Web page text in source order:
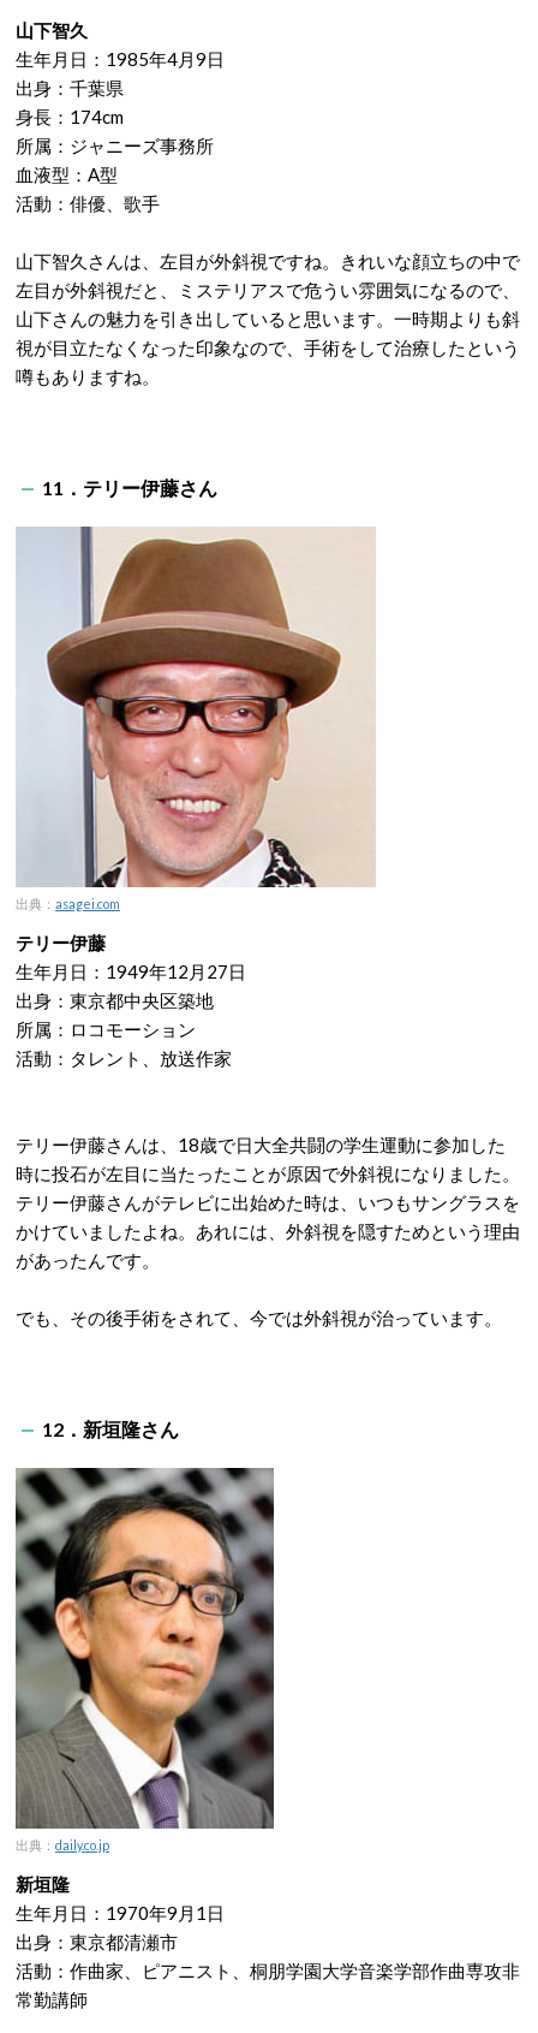
山下智久
生年月日：1985年4月9日
出身：千葉県
身長：174cm
所属：ジャニーズ事務所
血液型：A型
活動：俳優、歌手
山下智久さんは、左目が外斜視ですね。きれいな顔立ちの中で
左目が外斜視だと、ミステリアスで危うい雰囲気になるので、
山下さんの魅力を引き出していると思います。一時期よりも斜
視が目立たなくなった印象なので、手術をして治療したという
噂もありますね。
11．テリー伊藤さん
出典： asagei.com
テリー伊藤
生年月日：1949年12月27日
出身：東京都中央区築地
所属：ロコモーション
活動：タレント、放送作家
テリー伊藤さんは、18歳で日大全共闘の学生運動に参加した
時に投石が左目に当たったことが原因で外斜視になりました。
テリー伊藤さんがテレビに出始めた時は、いつもサングラスを
かけていましたよね。あれには、外斜視を隠すためという理由
があったんです。
でも、その後手術をされて、今では外斜視が治っています。
12．新垣隆さん
出典： daily.co.jp
新垣隆
生年月日：1970年9月1日
出身：東京都清瀬市
活動：作曲家、ピアニスト、桐朋学園大学音楽学部作曲専攻非
常勤講師